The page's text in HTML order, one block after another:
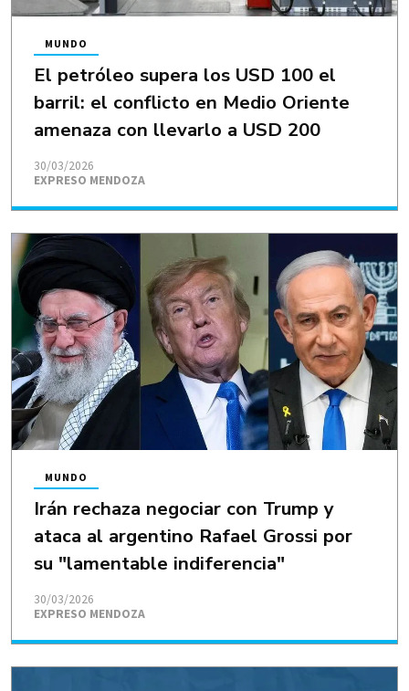
El petróleo supera los USD 100 el
barril: el conflicto en Medio Oriente
amenaza con llevarlo a USD 200
EXPRESO MENDOZA
MUNDO
30/03/2026
Irán rechaza negociar con Trump y
ataca al argentino Rafael Grossi por
su "lamentable indiferencia"
EXPRESO MENDOZA
MUNDO
30/03/2026